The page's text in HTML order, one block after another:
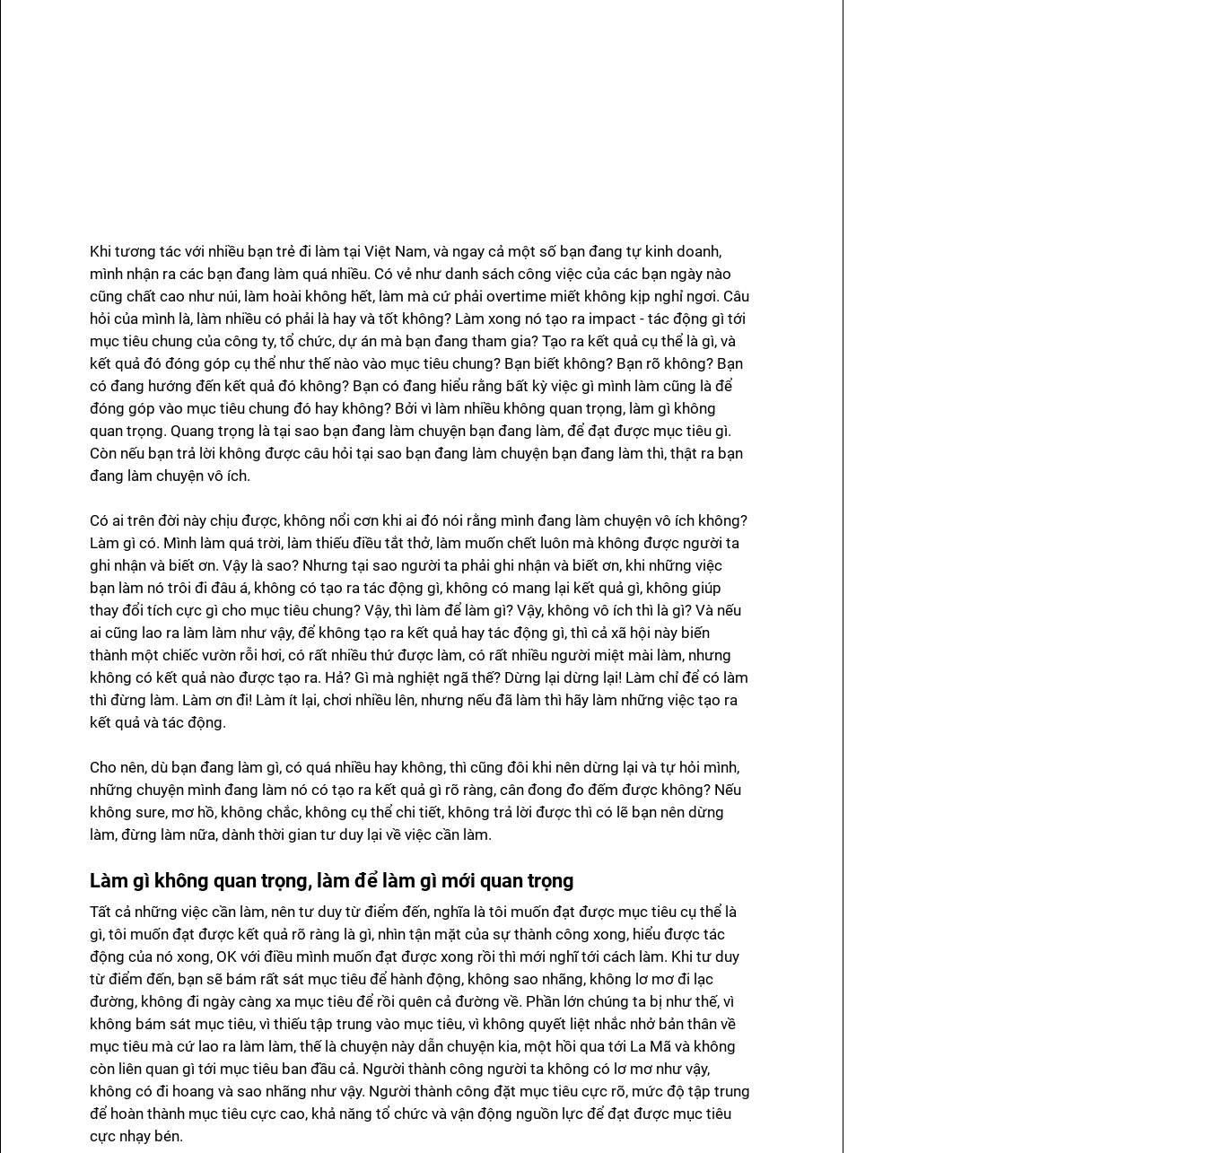
Khi tương tác với nhiều bạn trẻ đi làm tại Việt Nam, và ngay cả một số bạn đang tự kinh doanh,
mình nhận ra các bạn đang làm quá nhiều. Có vẻ như danh sách công việc của các bạn ngày nào
cũng chất cao như núi, làm hoài không hết, làm mà cứ phải overtime miết không kịp nghỉ ngơi. Câu
hỏi của mình là, làm nhiều có phải là hay và tốt không? Làm xong nó tạo ra impact - tác động gì tới
mục tiêu chung của công ty, tổ chức, dự án mà bạn đang tham gia? Tạo ra kết quả cụ thể là gì, và
kết quả đó đóng góp cụ thể như thế nào vào mục tiêu chung? Bạn biết không? Bạn rõ không? Bạn
có đang hướng đến kết quả đó không? Bạn có đang hiểu rằng bất kỳ việc gì mình làm cũng là để
đóng góp vào mục tiêu chung đó hay không? Bởi vì làm nhiều không quan trọng, làm gì không
quan trọng. Quang trọng là tại sao bạn đang làm chuyện bạn đang làm, để đạt được mục tiêu gì.
Còn nếu bạn trả lời không được câu hỏi tại sao bạn đang làm chuyện bạn đang làm thì, thật ra bạn
đang làm chuyện vô ích.
Có ai trên đời này chịu được, không nổi cơn khi ai đó nói rằng mình đang làm chuyện vô ích không?
Làm gì có. Mình làm quá trời, làm thiếu điều tắt thở, làm muốn chết luôn mà không được người ta
ghi nhận và biết ơn. Vậy là sao? Nhưng tại sao người ta phải ghi nhận và biết ơn, khi những việc
bạn làm nó trôi đi đâu á, không có tạo ra tác động gì, không có mang lại kết quả gì, không giúp
thay đổi tích cực gì cho mục tiêu chung? Vậy, thì làm để làm gì? Vậy, không vô ích thì là gì? Và nếu
ai cũng lao ra làm làm như vậy, để không tạo ra kết quả hay tác động gì, thì cả xã hội này biến
thành một chiếc vườn rỗi hơi, có rất nhiều thứ được làm, có rất nhiều người miệt mài làm, nhưng
không có kết quả nào được tạo ra. Hả? Gì mà nghiệt ngã thế? Dừng lại dừng lại! Làm chỉ để có làm
thì đừng làm. Làm ơn đi! Làm ít lại, chơi nhiều lên, nhưng nếu đã làm thì hãy làm những việc tạo ra
kết quả và tác động.
Cho nên, dù bạn đang làm gì, có quá nhiều hay không, thì cũng đôi khi nên dừng lại và tự hỏi mình,
những chuyện mình đang làm nó có tạo ra kết quả gì rõ ràng, cân đong đo đếm được không? Nếu
không sure, mơ hồ, không chắc, không cụ thể chi tiết, không trả lời được thì có lẽ bạn nên dừng
làm, đừng làm nữa, dành thời gian tư duy lại về việc cần làm.
Làm gì không quan trọng, làm để làm gì mới quan trọng
Tất cả những việc cần làm, nên tư duy từ điểm đến, nghĩa là tôi muốn đạt được mục tiêu cụ thể là
gì, tôi muốn đạt được kết quả rõ ràng là gì, nhìn tận mặt của sự thành công xong, hiểu được tác
động của nó xong, OK với điều mình muốn đạt được xong rồi thì mới nghĩ tới cách làm. Khi tư duy
từ điểm đến, bạn sẽ bám rất sát mục tiêu để hành động, không sao nhãng, không lơ mơ đi lạc
đường, không đi ngày càng xa mục tiêu để rồi quên cả đường về. Phần lớn chúng ta bị như thế, vì
không bám sát mục tiêu, vì thiếu tập trung vào mục tiêu, vì không quyết liệt nhắc nhở bản thân về
mục tiêu mà cứ lao ra làm làm, thế là chuyện này dẫn chuyện kia, một hồi qua tới La Mã và không
còn liên quan gì tới mục tiêu ban đầu cả. Người thành công người ta không có lơ mơ như vậy,
không có đi hoang và sao nhãng như vậy. Người thành công đặt mục tiêu cực rõ, mức độ tập trung
để hoàn thành mục tiêu cực cao, khả năng tổ chức và vận động nguồn lực để đạt được mục tiêu
cực nhạy bén.